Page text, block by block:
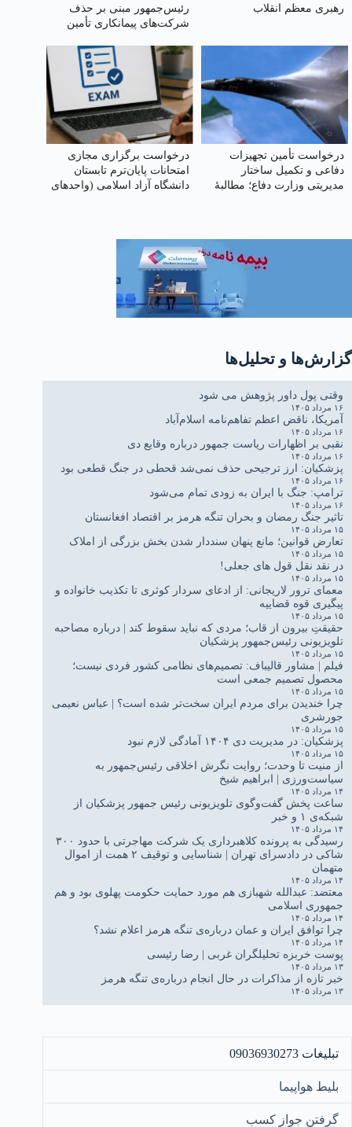
رهبری معظم انقلاب
رئیس‌جمهور مبنی بر حذف
شرکت‌های پیمانکاری تأمین
درخواست تأمین تجهیزات
دفاعی و تکمیل ساختار
مدیریتی وزارت دفاع؛ مطالبهٔ
درخواست برگزاری مجازی
امتحانات پایان‌ترم تابستان
دانشگاه آزاد اسلامی (واحدهای
گزارش‌ها و تحلیل‌ها
وقتی پول داور پژوهش می شود
۱۶ مرداد ۱۴۰۵
آمریکا، ناقض اعظم تفاهم‌نامه اسلام‌آباد
۱۶ مرداد ۱۴۰۵
نقبی بر اظهارات ریاست جمهور درباره وقایع دی
۱۶ مرداد ۱۴۰۵
پزشکیان: ارز ترجیحی حذف نمی‌شد قحطی در جنگ قطعی بود
۱۶ مرداد ۱۴۰۵
ترامپ: جنگ با ایران به زودی تمام می‌شود
۱۶ مرداد ۱۴۰۵
تاثیر جنگ رمضان و بحران تنگه هرمز بر اقتصاد افغانستان
۱۵ مرداد ۱۴۰۵
تعارض قوانین؛ مانع پنهان سنددار شدن بخش بزرگی از املاک
۱۵ مرداد ۱۴۰۵
در نقد نقل قول های جعلی!
۱۵ مرداد ۱۴۰۵
معمای ترور لاریجانی: از ادعای سردار کوثری تا تکذیب خانواده و
پیگیری قوه قضاییه
۱۵ مرداد ۱۴۰۵
حقیقتِ بیرون از قاب؛ مردی که نباید سقوط کند | درباره مصاحبه
تلویزیونی رئیس‌جمهور پزشکیان
۱۵ مرداد ۱۴۰۵
فیلم | مشاور قالیباف: تصمیم‌های نظامی کشور فردی نیست؛
محصول تصمیم جمعی است
۱۵ مرداد ۱۴۰۵
چرا خندیدن برای مردم ایران سخت‌تر شده است؟ | عباس نعیمی
جورشری
۱۵ مرداد ۱۴۰۵
پزشکیان: در مدیریت دی ۱۴۰۴ آمادگی لازم نبود
۱۵ مرداد ۱۴۰۵
از منیت تا وحدت؛ روایت نگرش اخلاقی رئیس‌جمهور به
سیاست‌ورزی | ابراهیم شیخ
۱۴ مرداد ۱۴۰۵
ساعت پخش گفت‌وگوی تلویزیونی رئیس جمهور پزشکیان از
شبکه‌ی ۱ و خبر
۱۴ مرداد ۱۴۰۵
رسیدگی به پرونده کلاهبرداری یک شرکت مهاجرتی با حدود ۳۰۰
شاکی در دادسرای تهران | شناسایی و توقیف ۲ همت از اموال
متهمان
۱۴ مرداد ۱۴۰۵
معتضد: عبدالله شهبازی هم مورد حمایت حکومت پهلوی بود و هم
جمهوری اسلامی
۱۴ مرداد ۱۴۰۵
چرا توافق ایران و عمان درباره‌ی تنگه هرمز اعلام نشد؟
۱۴ مرداد ۱۴۰۵
پوست خربزه تحلیلگران غربی | رضا رئیسی
۱۳ مرداد ۱۴۰۵
خبر تازه از مذاکرات در حال انجام درباره‌ی تنگه هرمز
۱۳ مرداد ۱۴۰۵
تبلیغات 09036930273
بلیط هواپیما
گرفتن جواز کسب